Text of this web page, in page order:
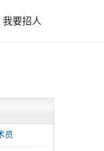
我要招人
员